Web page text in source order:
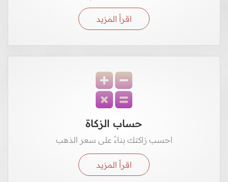
اقرأ المزيد
حساب الزكاة
احسب زاكتك بناءً على سعر الذهب
اقرأ المزيد